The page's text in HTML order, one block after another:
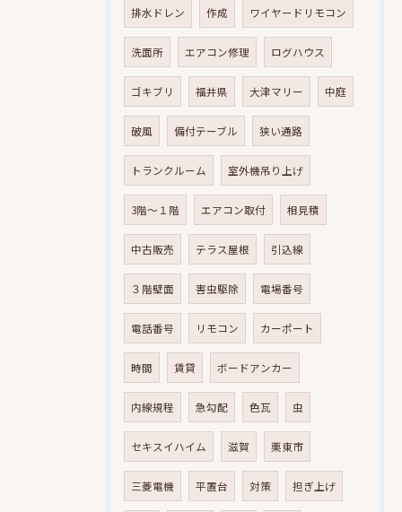
排水ドレン 作成 ワイヤードリモコン
洗面所 エアコン修理 ログハウス
ゴキブリ 福井県 大津マリー 中庭
破風 備付テーブル 狭い通路
トランクルーム 室外機吊り上げ
3階～１階 エアコン取付 相見積
中古販売 テラス屋根 引込線
３階壁面 害虫駆除 電場番号
電話番号 リモコン カーポート
時間 賃貸 ボードアンカー
内線規程 急勾配 色瓦 虫
セキスイハイム 滋賀 栗東市
三菱電機 平置台 対策 担ぎ上げ